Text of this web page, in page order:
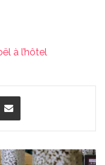
à l’hôtel
Partager par email